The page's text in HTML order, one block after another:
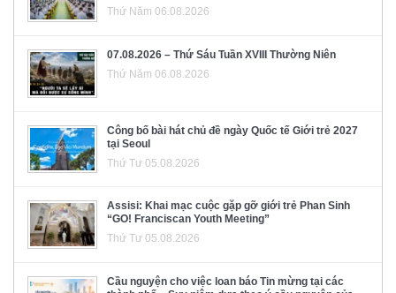
Thứ Năm 06.08.2026
07.08.2026 – Thứ Sáu Tuần XVIII Thường Niên
Thứ Năm 06.08.2026
Công bố bài hát chủ đề ngày Quốc tế Giới trẻ 2027
tại Seoul
Thứ Tư 05.08.2026
Assisi: Khai mạc cuộc gặp gỡ giới trẻ Phan Sinh
“GO! Franciscan Youth Meeting”
Thứ Tư 05.08.2026
Cầu nguyện cho việc loan báo Tin mừng tại các